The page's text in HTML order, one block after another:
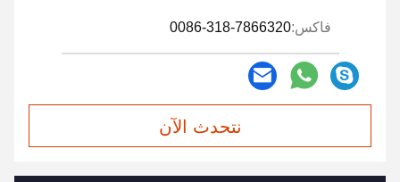
فاكس:0086-318-7866320
نتحدث الآن